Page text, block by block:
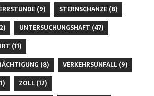
(9) STERNSCHANZE (8)
UNTERSUCHUNGSHAFT (47)
(11)
(8) VERKEHRSUNFALL (9)
ZOLL (12)